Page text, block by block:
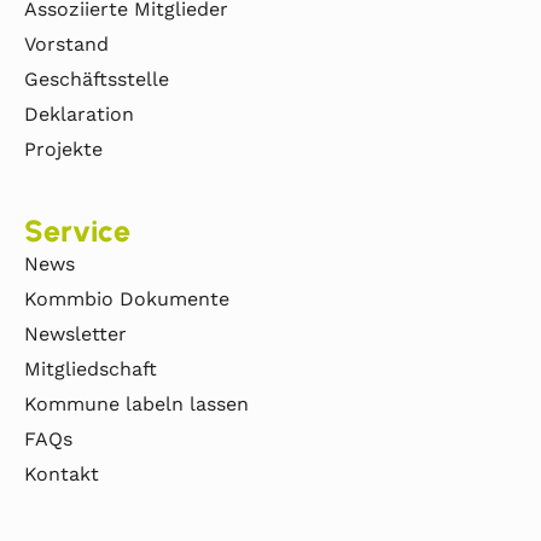
Assoziierte Mitglieder
Vorstand
Geschäftsstelle
Deklaration
Projekte
Service
News
Kommbio Dokumente
Newsletter
Mitgliedschaft
Kommune labeln lassen
FAQs
Kontakt